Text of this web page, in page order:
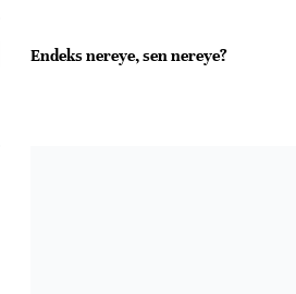
Endeks nereye, sen nereye?